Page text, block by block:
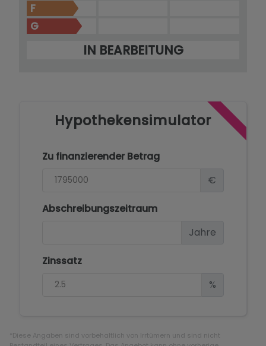
F
G
IN BEARBEITUNG
Hypothekensimulator
Zu finanzierender Betrag
€
Abschreibungszeitraum
Jahre
Zinssatz
%
*Diese Angaben sind vorbehaltlich von Irrtümern und sind nicht